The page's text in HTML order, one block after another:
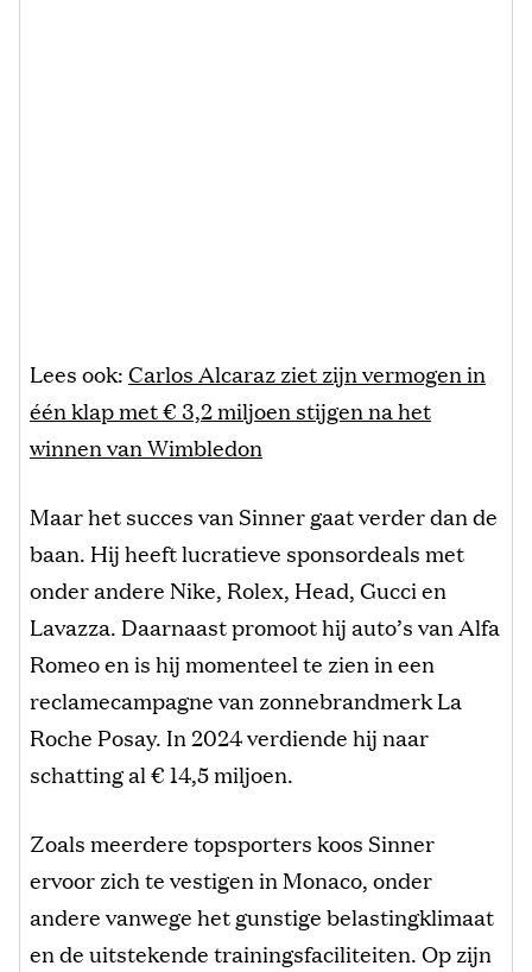
Lees ook:Carlos Alcaraz ziet zijn vermogen in
één klap met € 3,2 miljoen stijgen na het
winnen van Wimbledon
Maar het succes van Sinner gaat verder dan de
baan. Hij heeft lucratieve sponsordeals met
onder andere Nike, Rolex, Head, Gucci en
Lavazza. Daarnaast promoot hij auto’s van Alfa
Romeo en is hij momenteel te zien in een
reclamecampagne van zonnebrandmerk La
Roche Posay. In 2024 verdiende hij naar
schatting al € 14,5 miljoen.
Zoals meerdere topsporters koos Sinner
ervoor zich te vestigen in Monaco, onder
andere vanwege het gunstige belastingklimaat
en de uitstekende trainingsfaciliteiten. Op zijn